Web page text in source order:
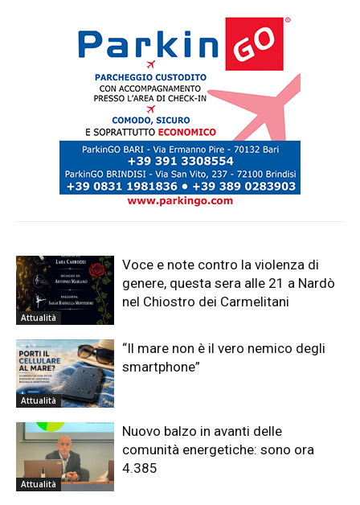
Attualità
Voce e note contro la violenza di
genere, questa sera alle 21 a Nardò
nel Chiostro dei Carmelitani
Attualità
“Il mare non è il vero nemico degli
smartphone”
Attualità
Nuovo balzo in avanti delle
comunità energetiche: sono ora
4.385